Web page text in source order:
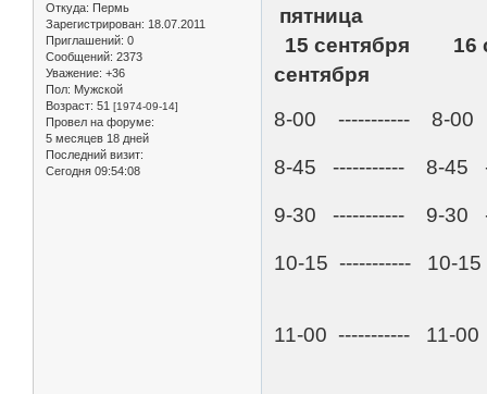
Откуда: Пермь
Зарегистрирован: 18.07.2011
Приглашений: 0
Сообщений: 2373
Уважение: +36
Пол: Мужской
Возраст: 51 [1974-09-14]
Провел на форуме:
5 месяцев 18 дней
Последний визит:
Сегодня 09:54:08
пятница
15 сентября
сентября
8-00 ----------- 8-00
8-45 ----------- 8-45
9-30 ----------- 9-30
10-15 ----------- 10-
11-00 ----------- 11-